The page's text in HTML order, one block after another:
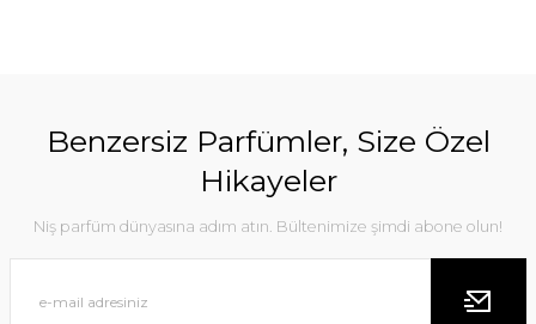
Benzersiz Parfümler, Size Özel
Hikayeler
Niş parfüm dünyasına adım atın. Bültenimize şimdi abone olun!